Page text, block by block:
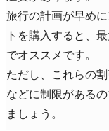
旅行の計画が早め
トを購入すると、
でオススメです。
ただし、これらの
などに制限がある
ましょう。